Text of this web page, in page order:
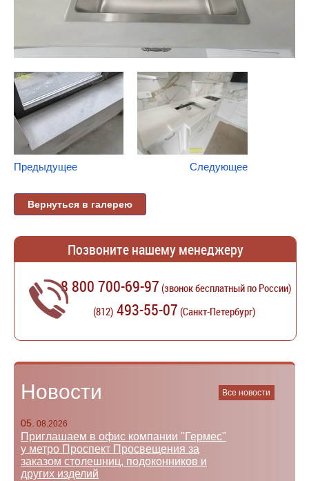
Предыдущее Следующее
Вернуться в галерею
Позвоните нашему менеджеру
8 800 700-69-97(звонок бесплатный по России)
(812) 493-55-07(Санкт-Петербург)
Новости Все новости
05. 08.2026
Приглашаем в офис компании "Гермес"
у метро Проспект Просвещения за
заказом столешниц, подоконников и
других изделий